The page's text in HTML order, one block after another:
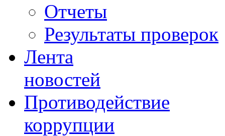
Отчеты
Результаты проверок
Лента
новостей
Противодействие
коррупции